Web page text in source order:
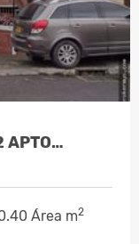
APTO…
Área m2